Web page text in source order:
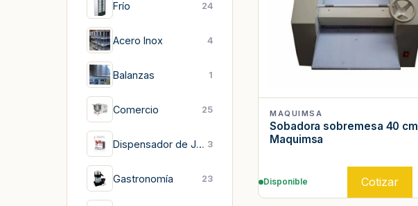
Frío 24
Acero Inox 4
Balanzas 1
Comercio 25
Dispensador de Jugos 3
Gastronomía 23
MAQUIMSA
Sobadora sobremesa 40 cm
Maquimsa
Disponible Cotizar